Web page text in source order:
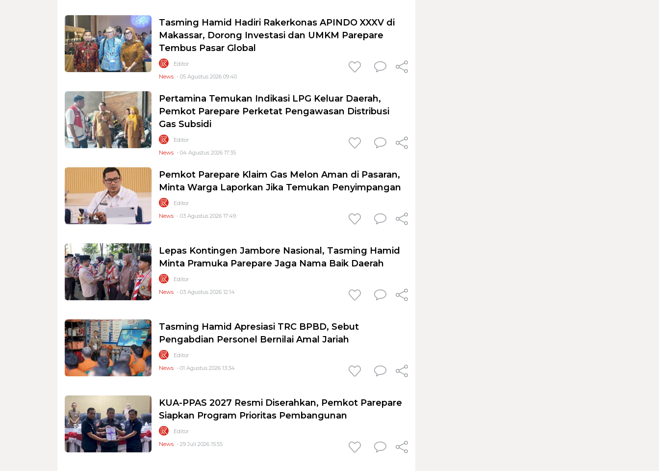
Tasming Hamid Hadiri Rakerkonas APINDO XXXV di
Makassar, Dorong Investasi dan UMKM Parepare
Tembus Pasar Global
Editor
News - 05 Agustus 2026 09:40
Pertamina Temukan Indikasi LPG Keluar Daerah,
Pemkot Parepare Perketat Pengawasan Distribusi
Gas Subsidi
Editor
News - 04 Agustus 2026 17:35
Pemkot Parepare Klaim Gas Melon Aman di Pasaran,
Minta Warga Laporkan Jika Temukan Penyimpangan
Editor
News - 03 Agustus 2026 17:49
Lepas Kontingen Jambore Nasional, Tasming Hamid
Minta Pramuka Parepare Jaga Nama Baik Daerah
Editor
News - 03 Agustus 2026 12:14
Tasming Hamid Apresiasi TRC BPBD, Sebut
Pengabdian Personel Bernilai Amal Jariah
Editor
News - 01 Agustus 2026 13:34
KUA-PPAS 2027 Resmi Diserahkan, Pemkot Parepare
Siapkan Program Prioritas Pembangunan
Editor
News - 29 Juli 2026 15:55